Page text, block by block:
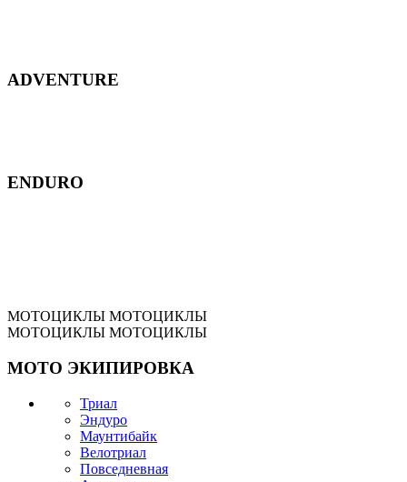
ADVENTURE
ENDURO
МОТОЦИКЛЫ МОТОЦИКЛЫ
МОТОЦИКЛЫ МОТОЦИКЛЫ
МОТО ЭКИПИРОВКА
Триал
Эндуро
Маунтибайк
Велотриал
Повседневная